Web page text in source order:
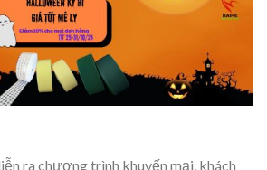
ra chương trình khuyến mại, khách